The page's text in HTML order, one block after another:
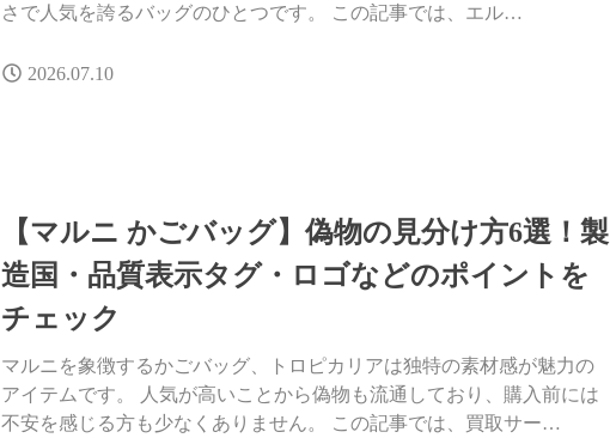
さで人気を誇るバッグのひとつです。 この記事では、エル…
2026.07.10
【マルニ かごバッグ】偽物の見分け方6選！製
造国・品質表示タグ・ロゴなどのポイントを
チェック
マルニを象徴するかごバッグ、トロピカリアは独特の素材感が魅力の
アイテムです。 人気が高いことから偽物も流通しており、購入前には
不安を感じる方も少なくありません。 この記事では、買取サー…